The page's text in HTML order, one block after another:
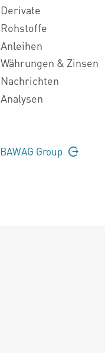
Derivate
Rohstoffe
Anleihen
Währungen & Zinsen
Nachrichten
Analysen
BAWAG Group